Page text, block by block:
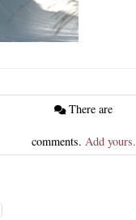
comments. Add yours.